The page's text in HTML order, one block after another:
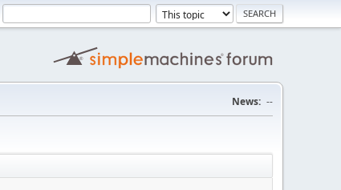
News: --